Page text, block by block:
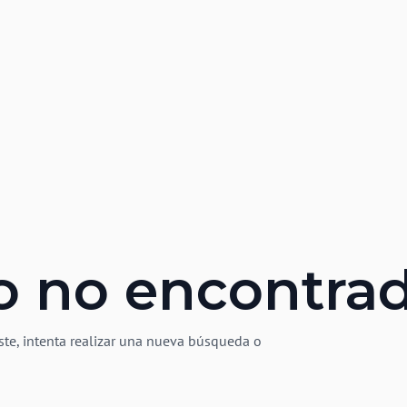
no
intenta realizar una nueva búsqueda o